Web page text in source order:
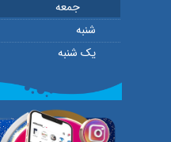
جمعه
شنبه
یک شنبه